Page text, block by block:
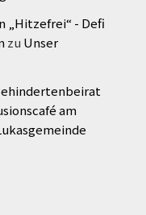
„Hitzefrei“ - Defi
zu Unser
am